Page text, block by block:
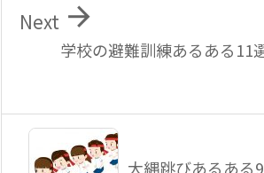
学校の避難訓練あるある11

Next
大縄跳びあるある